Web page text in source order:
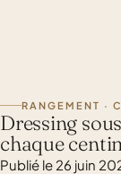
RANGEMENT ·
Dressing
chaque
Publié le 26 juin